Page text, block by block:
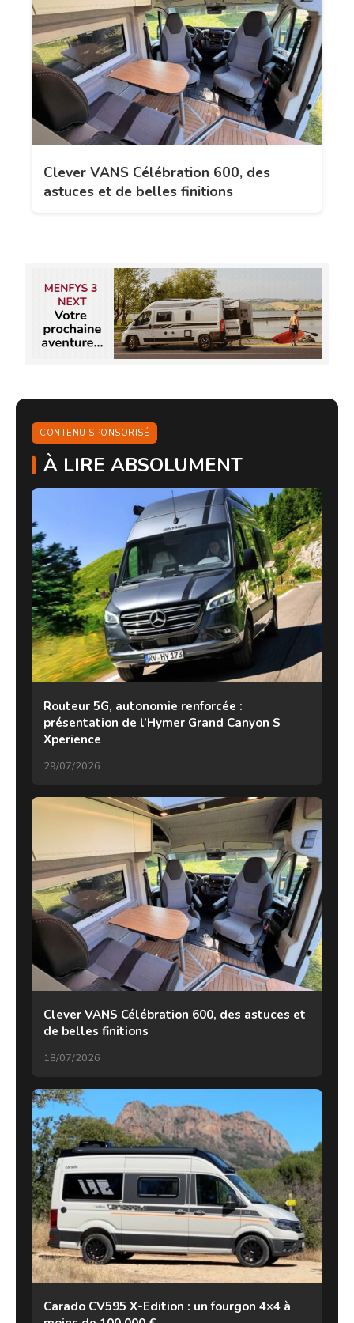
Clever VANS Célébration 600, des
astuces et de belles finitions
CONTENU SPONSORISÉ
À LIRE ABSOLUMENT
Routeur 5G, autonomie renforcée :
présentation de l’Hymer Grand Canyon S
Xperience
29/07/2026
Clever VANS Célébration 600, des astuces et
de belles finitions
18/07/2026
Carado CV595 X-Edition : un fourgon 4×4 à